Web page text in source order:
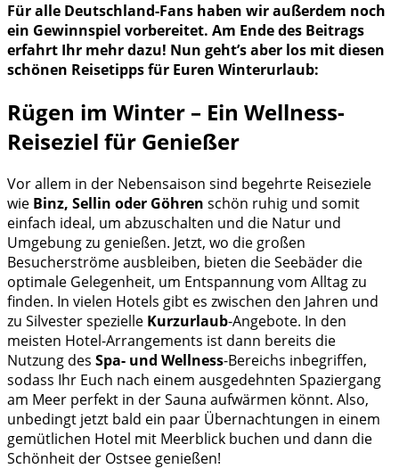
Für alle Deutschland-Fans haben wir außerdem noch
ein Gewinnspiel vorbereitet. Am Ende des Beitrags
erfahrt Ihr mehr dazu! Nun geht’s aber los mit diesen
schönen Reisetipps für Euren Winterurlaub:
Rügen im Winter – Ein Wellness-
Reiseziel für Genießer
Vor allem in der Nebensaison sind begehrte Reiseziele
wie Binz, Sellin oder Göhren schön ruhig und somit
einfach ideal, um abzuschalten und die Natur und
Umgebung zu genießen. Jetzt, wo die großen
Besucherströme ausbleiben, bieten die Seebäder die
optimale Gelegenheit, um Entspannung vom Alltag zu
finden. In vielen Hotels gibt es zwischen den Jahren und
zu Silvester spezielle Kurzurlaub-Angebote. In den
meisten Hotel-Arrangements ist dann bereits die
Nutzung des Spa- und Wellness-Bereichs inbegriffen,
sodass Ihr Euch nach einem ausgedehnten Spaziergang
am Meer perfekt in der Sauna aufwärmen könnt. Also,
unbedingt jetzt bald ein paar Übernachtungen in einem
gemütlichen Hotel mit Meerblick buchen und dann die
Schönheit der Ostsee genießen!